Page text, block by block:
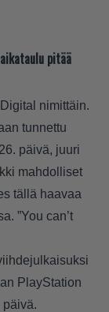
pitää
nimittäin.
tunnettu
päivä, juuri
mahdolliset
tällä haavaa
”You can’t
PlayStation
päivä.